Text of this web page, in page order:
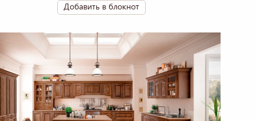
Добавить в блокнот